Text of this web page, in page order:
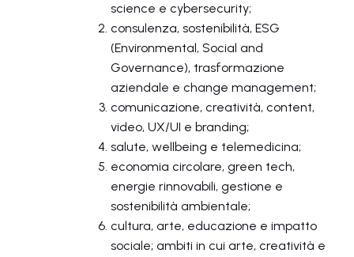
science e cybersecurity;
consulenza, sostenibilità, ESG
(Environmental, Social and
Governance), trasformazione
aziendale e change management;
comunicazione, creatività, content,
video, UX/UI e branding;
salute, wellbeing e telemedicina;
economia circolare, green tech,
energie rinnovabili, gestione e
sostenibilità ambientale;
cultura, arte, educazione e impatto
sociale; ambiti in cui arte, creatività e